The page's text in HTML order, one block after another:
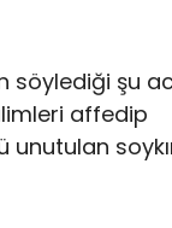
şu
affedip